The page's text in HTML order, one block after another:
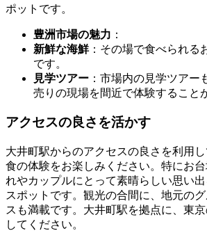
ポットです。
豊洲市場の魅力 ：
新鮮な海鮮：その場で食べられる
です。
見学ツアー ：市場内の見学ツアー
売りの現場を間近で体験すること
アクセスの良さを活かす
大井町駅からのアクセスの良さを利用
食の体験をお楽しみください。特にお
れやカップルにとって素晴らしい思い
スポットです。観光の合間に、地元の
スも満載です。大井町駅を拠点に、東
してください。